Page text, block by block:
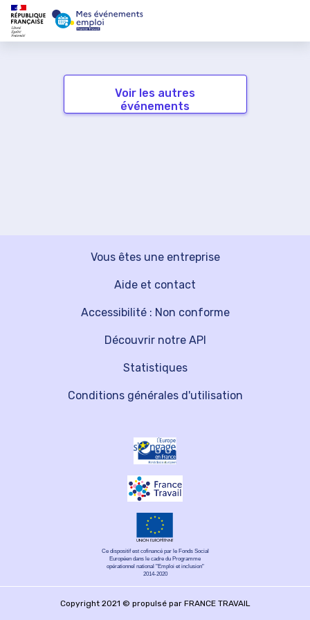
Voir les autres
événements
Vous êtes une entreprise
Découvrir notre API
Aide et contact
Statistiques
Accessibilité : Non conforme
Conditions générales d'utilisation
Ce dispositif est cofinancé par le Fonds Social
Européen dans le cadre du Programme
opérationnel national "Emploi et inclusion"
2014-2020
Copyright 2021 © propulsé par FRANCE TRAVAIL